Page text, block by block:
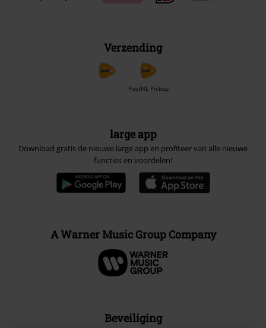
Verzending
PostNL Pickup
large app
Download gratis de nieuwe large app en profiteer van alle nieuwe
functies en voordelen!
A Warner Music Group Company
Beveiliging